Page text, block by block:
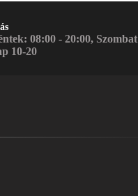
08:00 - 20:00, Szombat
10-20